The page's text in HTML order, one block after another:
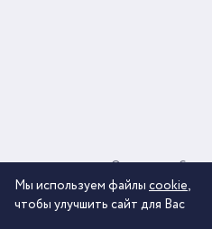
2026 © ООО «КОМОС
О компании
Политика обработки
Мы используем файлы cookie,
чтобы улучшить сайт для Вас